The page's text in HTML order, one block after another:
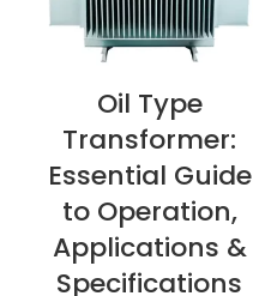
VOIR L'ARTICLE
Oil Type
Transformer:
Essential Guide
to Operation,
Applications &
Specifications